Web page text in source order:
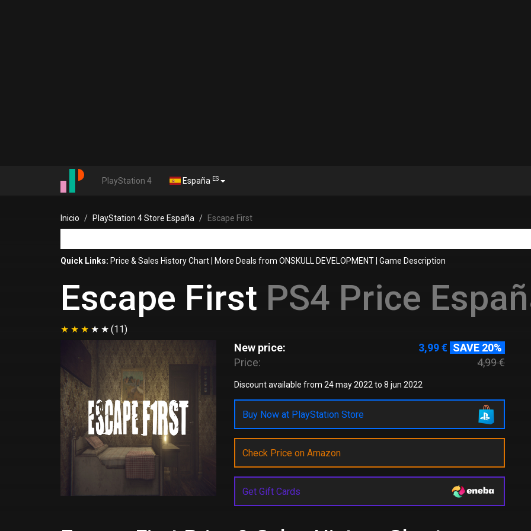
PlayStation 4 España ES
Inicio PlayStation 4 Store España Escape First
Quick Links: Price & Sales History Chart More Deals from ONSKULL DEVELOPMENT Game Description
Escape First PS4 Price
(11)
New price: 3,99 € SAVE 20%
Price:
4,99 €
Discount available from 24 may 2022 to 8 jun 2022
Buy Now at PlayStation Store
Check Price on Amazon
Get Gift Cards